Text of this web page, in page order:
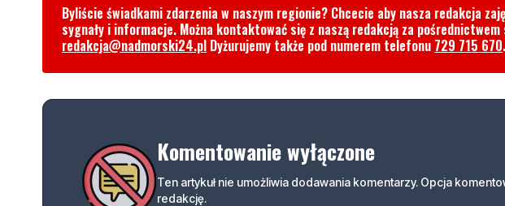
Byliście świadkami zdarzenia w naszym regionie? Chcecie aby nasza redakcja
sygnały i informacje. Można kontaktować się z naszą redakcją za
redakcja@nadmorski24.pl Dyżurujemy także pod numerem telefonu 729 715 670.
Komentowanie wyłączone
Ten artykuł nie umożliwia dodawania komentarzy. Opcja
redakcję.